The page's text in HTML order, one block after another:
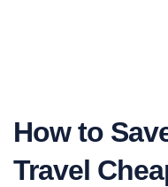
How to
Travel